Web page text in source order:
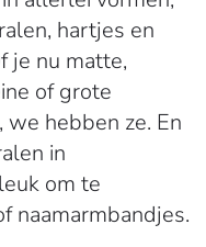
hartjes en
je nu matte,
of grote
hebben ze. En
in
om te
naamarmbandjes.